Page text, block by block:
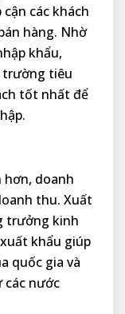
các khách
hàng. Nhờ
khẩu,
trường tiêu
tốt nhất để
hơn, doanh
thu. Xuất
trưởng kinh
khẩu giúp
quốc gia và
nước